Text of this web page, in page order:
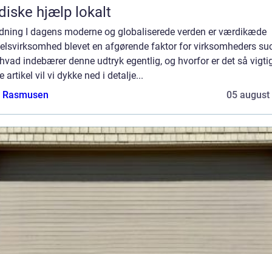
hjælp lokalt
I dagens moderne og globaliserede verden er værdikæde
blevet en afgørende faktor for virksomheders
indebærer denne udtryk egentlig, og hvorfor er det så
artikel vil vi dykke ned i detalje...
05 august